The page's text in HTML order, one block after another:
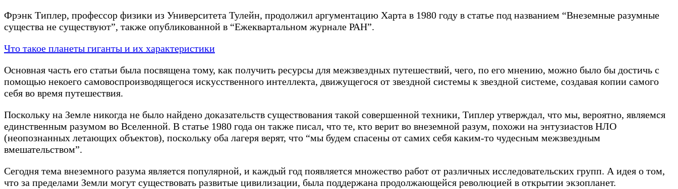
Фрэнк Типлер, профессор физики из Университета Тулейн, продолжил аргументацию Харта в 1980 году в статье под названием “Внеземные разумные
существа не существуют”, также опубликованной в “Ежеквартальном журнале РАН”.
Что такое планеты гиганты и их характеристики
Основная часть его статьи была посвящена тому, как получить ресурсы для межзвездных путешествий, чего, по его мнению, можно было бы достичь с
помощью некоего самовоспроизводящегося искусственного интеллекта, движущегося от звездной системы к звездной системе, создавая копии самого
себя во время путешествия.
Поскольку на Земле никогда не было найдено доказательств существования такой совершенной техники, Типлер утверждал, что мы, вероятно, являемся
единственным разумом во Вселенной. В статье 1980 года он также писал, что те, кто верит во внеземной разум, похожи на энтузиастов НЛО
(неопознанных летающих объектов), поскольку оба лагеря верят, что “мы будем спасены от самих себя каким-то чудесным межзвездным
вмешательством”.
Сегодня тема внеземного разума является популярной, и каждый год появляется множество работ от различных исследовательских групп. А идея о том,
что за пределами Земли могут существовать развитые цивилизации, была поддержана продолжающейся революцией в открытии экзопланет.